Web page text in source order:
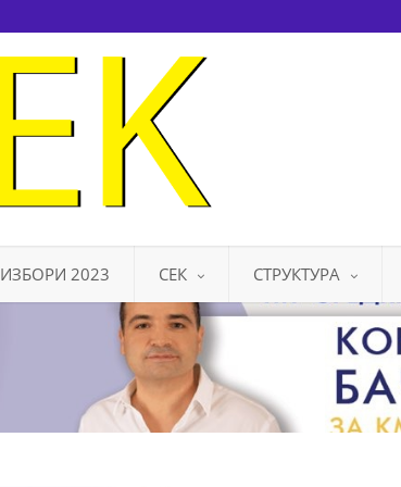
ИЗБОРИ 2023 СЕК СТРУКТУРА